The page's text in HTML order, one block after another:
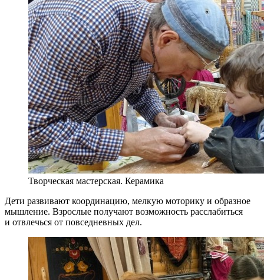
Творческая мастерская. Керамика
Дети развивают координацию, мелкую моторику и образное
мышление. Взрослые получают возможность расслабиться
и отвлечься от повседневных дел.